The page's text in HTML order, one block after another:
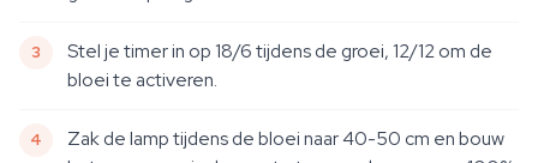
Stel je timer in op 18/6 tijdens de groei, 12/12 om de
bloei te activeren.
Zak de lamp tijdens de bloei naar 40-50 cm en bouw